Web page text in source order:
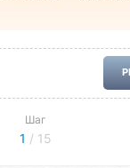
Шаг
1 / 15